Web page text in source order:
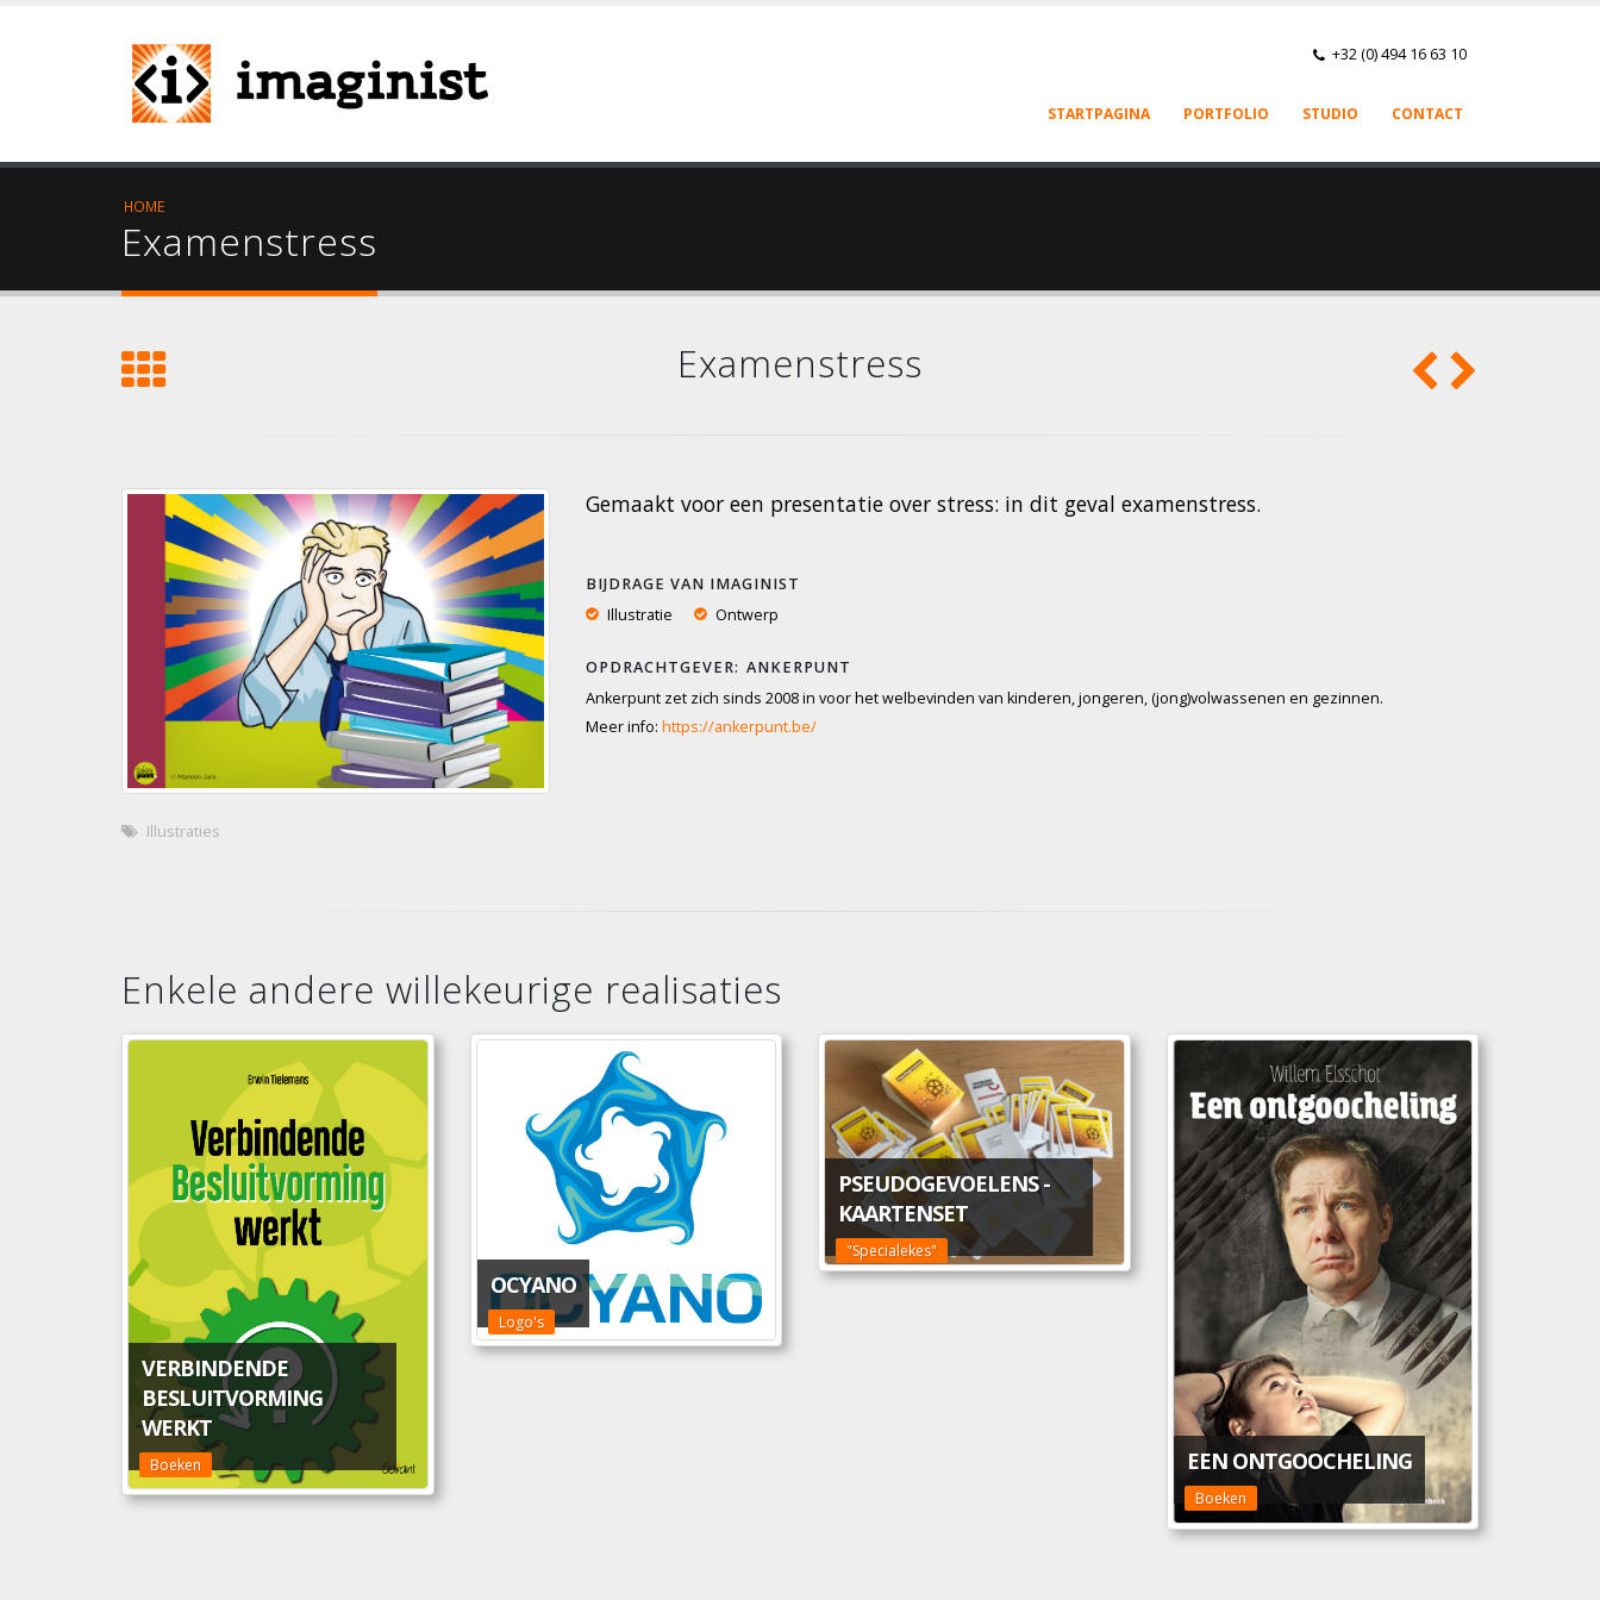
+32 (0) 494 16 63 10
STARTPAGINA PORTFOLIO STUDIO CONTACT
HOME
Examenstress
Examenstress
Illustraties
Gemaakt voor een presentatie over stress: in dit geval examenstress.
BIJDRAGE VAN IMAGINIST
Illustratie
Ontwerp
ANKERPUNT
Ankerpunt zet zich sinds 2008 in voor het welbevinden van kinderen, jongeren, (jong)volwassenen en gezinnen.
Meer info: https://ankerpunt.be/
Enkele andere willekeurige realisaties
VERBINDENDE
BESLUITVORMING
WERKT
Boeken
OCYANO
Logo's
PSEUDOGEVOELENS -
KAARTENSET
"Specialekes"
EEN ONTGOOCHELING
Boeken